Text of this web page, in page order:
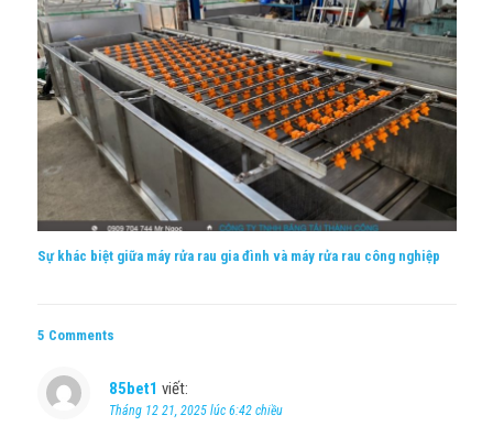
Sự khác biệt giữa máy rửa rau gia đình và máy rửa rau công nghiệp
5 Comments
85bet1 viết:
Tháng 12 21, 2025 lúc 6:42 chiều